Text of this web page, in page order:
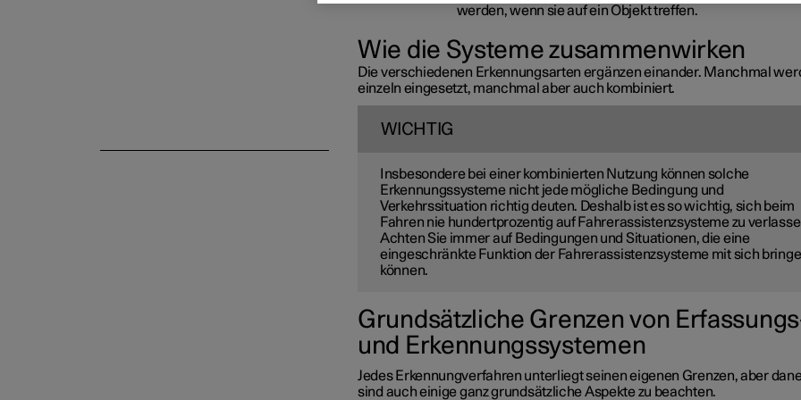
werden, wenn sie auf ein Objekt treffen.
Wie die Systeme zusammenwirken
Die verschiedenen Erkennungsarten ergänzen einander. Manchmal
einzeln eingesetzt, manchmal aber auch kombiniert.
WICHTIG
Insbesondere bei einer kombinierten Nutzung können solche
Erkennungssysteme nicht jede mögliche Bedingung und
Verkehrssituation richtig deuten. Deshalb ist es so wichtig, sich beim
Fahren nie hundertprozentig auf Fahrerassistenzsysteme zu
Achten Sie immer auf Bedingungen und Situationen, die eine
eingeschränkte Funktion der Fahrerassistenzsysteme mit sich
können.
Grundsätzliche Grenzen von
und Erkennungssystemen
Jedes Erkennungverfahren unterliegt seinen eigenen Grenzen, aber
sind auch einige ganz grundsätzliche Aspekte zu beachten.